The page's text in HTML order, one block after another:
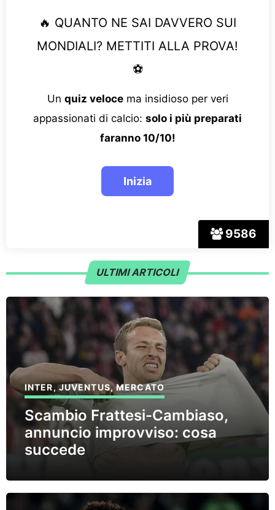
9586
🔥 QUANTO NE SAI DAVVERO SUI
MONDIALI? METTITI ALLA PROVA!
⚽
Un quiz velocema insidioso per veri
appassionati di calcio: solo i più preparati
faranno 10/10!
ULTIMI ARTICOLI
INTER,JUVENTUS,MERCATO
Scambio Frattesi-Cambiaso,
annuncio improvviso: cosa
succede